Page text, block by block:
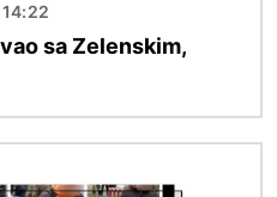
sa Zelenskim,